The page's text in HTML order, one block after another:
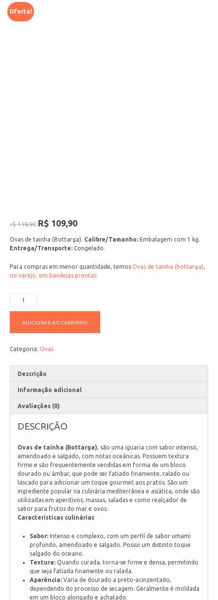
Oferta!
r$119,90 R$ 109,90
Ovas de tainha (Bottarga). Calibre/Tamanho: Embalagem com 1 kg.
Entrega/Transporte: Congelado.
Para compras em menor quantidade, temos Ovas de tainha (bottarga),
no varejo, em bandejas prontas.
ADICIONAR AO CARRINHO
Categoria: Ovas
Descrição
Informação adicional
Avaliações (0)
DESCRIÇÃO
Ovas de tainha (Bottarga), são uma iguaria com sabor intenso,
amendoado e salgado, com notas oceânicas. Possuem textura
firme e são frequentemente vendidas em forma de um bloco
dourado ou âmbar, que pode ser fatiado finamente, ralado ou
lascado para adicionar um toque gourmet aos pratos. São um
ingrediente popular na culinária mediterrânea e asiática, onde são
utilizadas em aperitivos, massas, saladas e como realçador de
sabor para frutos do mar e ovos.
Características culinárias
Sabor: Intenso e complexo, com um perfil de sabor umami
profundo, amendoado e salgado. Possui um distinto toque
salgado do oceano.
Textura: Quando curada, torna-se firme e densa, permitindo
que seja fatiada finamente ou ralada.
Aparência: Varia de dourado a preto-acinzentado,
dependendo do processo de secagem. Geralmente é moldada
em um bloco alongado e achatado.